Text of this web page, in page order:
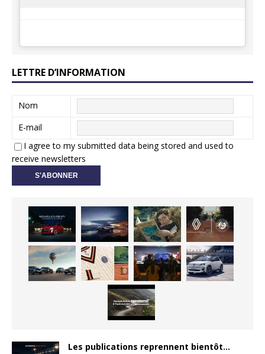
LETTRE D’INFORMATION
Nom
E-mail
I agree to my submitted data being stored and used to
receive newsletters
Les publications reprennent bientôt…